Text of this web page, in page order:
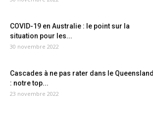
COVID-19 en Australie : le point sur la
situation pour les...
30 novembre 2022
Cascades à ne pas rater dans le Queensland
: notre top...
23 novembre 2022